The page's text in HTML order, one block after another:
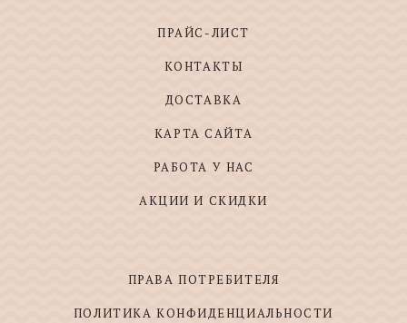
ПРАЙС-ЛИСТ
КОНТАКТЫ
ДОСТАВКА
КАРТА САЙТА
РАБОТА У НАС
АКЦИИ И СКИДКИ
ПРАВА ПОТРЕБИТЕЛЯ
ПОЛИТИКА КОНФИДЕНЦИАЛЬНОСТИ